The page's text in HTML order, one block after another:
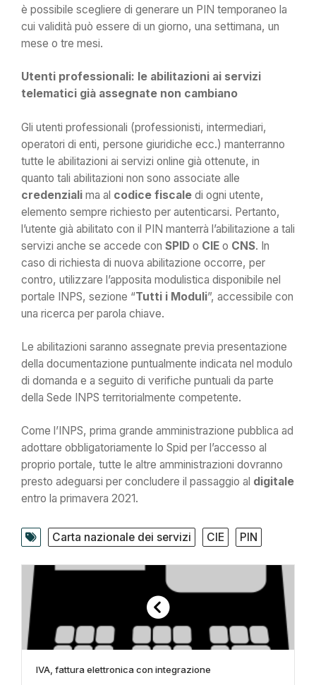
è possibile scegliere di generare un PIN temporaneo la
cui validità può essere di un giorno, una settimana, un
mese o tre mesi.
Utenti professionali: le abilitazioni ai servizi
telematici già assegnate non cambiano
Gli utenti professionali (professionisti, intermediari,
operatori di enti, persone giuridiche ecc.) manterranno
tutte le abilitazioni ai servizi online già ottenute, in
quanto tali abilitazioni non sono associate alle
credenziali ma al codice fiscale di ogni utente,
elemento sempre richiesto per autenticarsi. Pertanto,
l’utente già abilitato con il PIN manterrà l’abilitazione a tali
servizi anche se accede con SPID o CIE o CNS. In
caso di richiesta di nuova abilitazione occorre, per
contro, utilizzare l’apposita modulistica disponibile nel
portale INPS, sezione “Tutti i Moduli”, accessibile con
una ricerca per parola chiave.
Le abilitazioni saranno assegnate previa presentazione
della documentazione puntualmente indicata nel modulo
di domanda e a seguito di verifiche puntuali da parte
della Sede INPS territorialmente competente.
Come l’INPS, prima grande amministrazione pubblica ad
adottare obbligatoriamente lo Spid per l’accesso al
proprio portale, tutte le altre amministrazioni dovranno
presto adeguarsi per concludere il passaggio al digitale
entro la primavera 2021.
Carta nazionale dei servizi CIE PIN
IVA, fattura elettronica con integrazione